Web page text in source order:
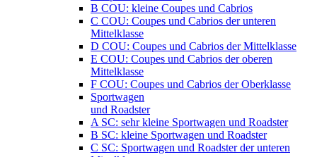
B COU: kleine Coupes und Cabrios
C COU: Coupes und Cabrios der unteren
Mittelklasse
D COU: Coupes und Cabrios der Mittelklasse
E COU: Coupes und Cabrios der oberen
Mittelklasse
F COU: Coupes und Cabrios der Oberklasse
Sportwagen
und Roadster
A SC: sehr kleine Sportwagen und Roadster
B SC: kleine Sportwagen und Roadster
C SC: Sportwagen und Roadster der unteren